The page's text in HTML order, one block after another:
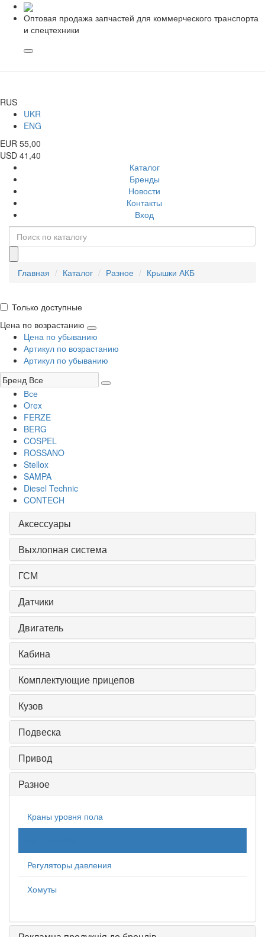
Оптовая продажа запчастей для коммерческого транспорта
и спецтехники
RUS
UKR
ENG
EUR 55,00
USD 41,40
Каталог
Бренды
Новости
Контакты
Вход
Главная Каталог Разное Крышки АКБ
Только доступные
Цена по возрастанию
Цена по убыванию
Артикул по возрастанию
Артикул по убыванию
Все
Orex
FERZE
BERG
COSPEL
ROSSANO
Stellox
SAMPA
Diesel Technic
CONTECH
Аксессуары
Выхлопная система
ГСМ
Датчики
Двигатель
Кабина
Комплектующие прицепов
Кузов
Подвеска
Привод
Разное
Краны уровня пола
Регуляторы давления
Хомуты